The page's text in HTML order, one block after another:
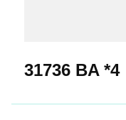
31736 BA *4